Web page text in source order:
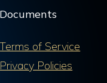
Documents
Terms of Service
Privacy Policies